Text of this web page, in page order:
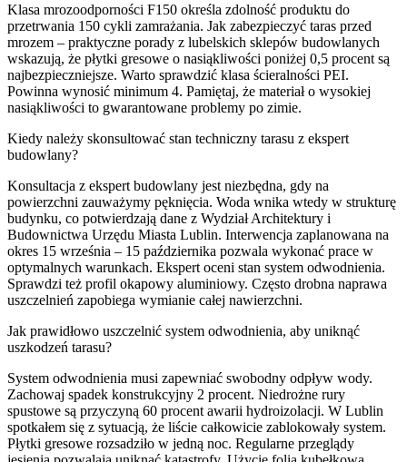
Klasa mrozoodporności F150 określa zdolność produktu do
przetrwania 150 cykli zamrażania. Jak zabezpieczyć taras przed
mrozem – praktyczne porady z lubelskich sklepów budowlanych
wskazują, że płytki gresowe o nasiąkliwości poniżej 0,5 procent są
najbezpieczniejsze. Warto sprawdzić klasa ścieralności PEI.
Powinna wynosić minimum 4. Pamiętaj, że materiał o wysokiej
nasiąkliwości to gwarantowane problemy po zimie.
Kiedy należy skonsultować stan techniczny tarasu z ekspert
budowlany?
Konsultacja z ekspert budowlany jest niezbędna, gdy na
powierzchni zauważymy pęknięcia. Woda wnika wtedy w strukturę
budynku, co potwierdzają dane z Wydział Architektury i
Budownictwa Urzędu Miasta Lublin. Interwencja zaplanowana na
okres 15 września – 15 października pozwala wykonać prace w
optymalnych warunkach. Ekspert oceni stan system odwodnienia.
Sprawdzi też profil okapowy aluminiowy. Często drobna naprawa
uszczelnień zapobiega wymianie całej nawierzchni.
Jak prawidłowo uszczelnić system odwodnienia, aby uniknąć
uszkodzeń tarasu?
System odwodnienia musi zapewniać swobodny odpływ wody.
Zachowaj spadek konstrukcyjny 2 procent. Niedrożne rury
spustowe są przyczyną 60 procent awarii hydroizolacji. W Lublin
spotkałem się z sytuacją, że liście całkowicie zablokowały system.
Płytki gresowe rozsadziło w jedną noc. Regularne przeglądy